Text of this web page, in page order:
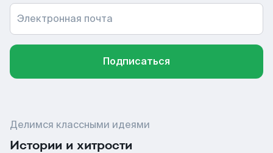
Электронная почта
Подписаться
Делимся классными идеями
Истории и хитрости